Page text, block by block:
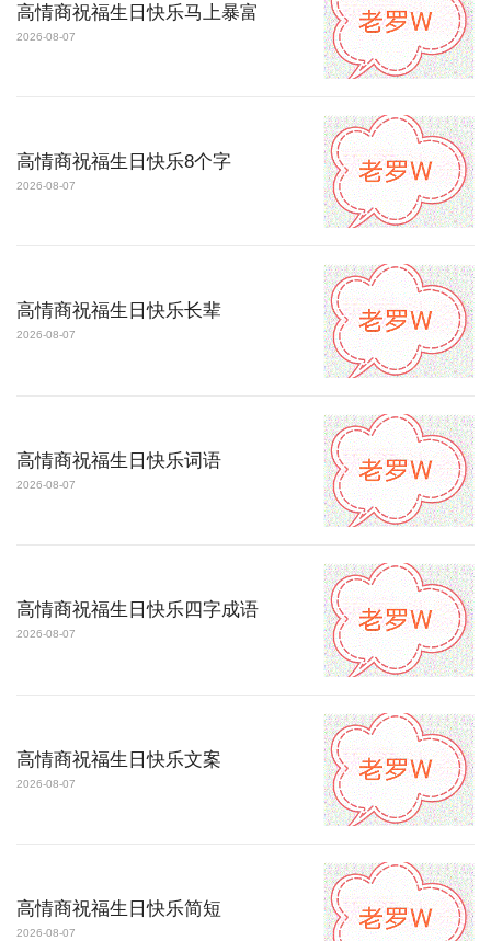
高情商祝福生日快乐马上暴富
2026-08-07
高情商祝福生日快乐8个字
2026-08-07
高情商祝福生日快乐长辈
2026-08-07
高情商祝福生日快乐词语
2026-08-07
高情商祝福生日快乐四字成语
2026-08-07
高情商祝福生日快乐文案
2026-08-07
高情商祝福生日快乐简短
2026-08-07